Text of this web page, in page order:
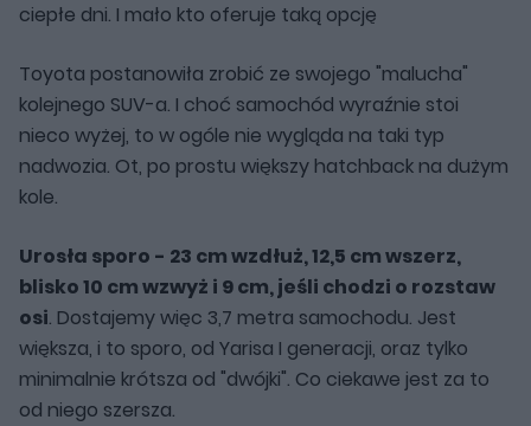
ciepłe dni. I mało kto oferuje taką opcję
Toyota postanowiła zrobić ze swojego "malucha"
kolejnego SUV-a. I choć samochód wyraźnie stoi
nieco wyżej, to w ogóle nie wygląda na taki typ
nadwozia. Ot, po prostu większy hatchback na dużym
kole.
Urosła sporo - 23 cm wzdłuż, 12,5 cm wszerz,
blisko 10 cm wzwyż i 9 cm, jeśli chodzi o rozstaw
osi. Dostajemy więc 3,7 metra samochodu. Jest
większa, i to sporo, od Yarisa I generacji, oraz tylko
minimalnie krótsza od "dwójki". Co ciekawe jest za to
od niego szersza.